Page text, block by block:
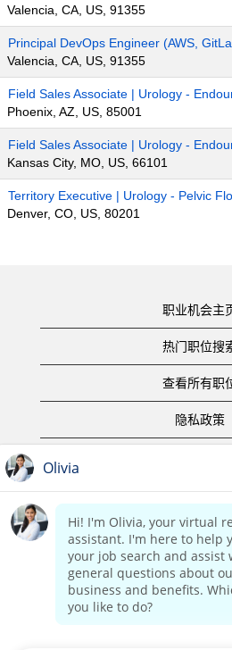
Valencia, CA, US, 91355
Principal DevOps Engineer (AWS,
Valencia, CA, US, 91355
Field Sales Associate | Urology -
Phoenix, AZ, US, 85001
Field Sales Associate | Urology -
Kansas City, MO, US, 66101
Territory Executive | Urology - Pelvic
Denver, CO, US, 80201
职业机会主
热门职位搜
查看所有职
隐私政策
版权声明
联系我们
公司主页